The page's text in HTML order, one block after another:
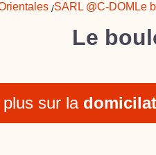
/SARL @C-DOM Le
Le
sur la